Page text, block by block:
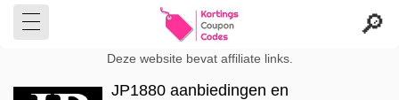
Deze website bevat affiliate links.
JP1880 aanbiedingen en